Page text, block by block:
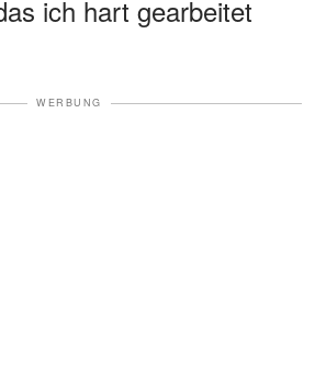
ich hart gearbeitet
WERBUNG